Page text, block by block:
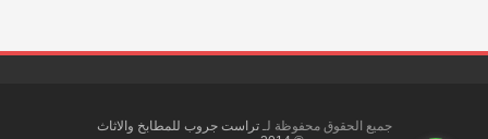
جميع الحقوق محفوظة لـتراست جروب للمطابخ والاثاث